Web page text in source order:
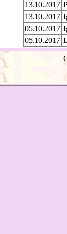
13.10.2017
13.10.2017
05.10.2017
05.10.2017